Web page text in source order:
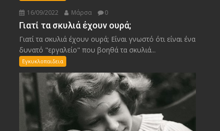
16/09/2022 Μάρσα 0
Γιατί τα σκυλιά έχουν ουρά;
Γιατί τα σκυλιά έχουν ουρά; Είναι γνωστό ότι είναι ένα
δυνατό "εργαλείο" που βοηθά τα σκυλιά...
Εγκυκλοπαιδεια